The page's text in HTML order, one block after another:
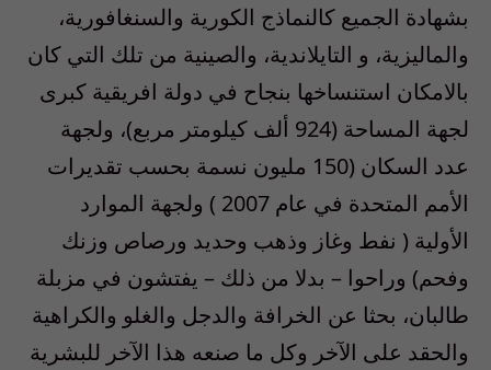
بشهادة الجميع كالنماذج الكورية والسنغافورية،
والماليزية، و التايلاندية، والصينية من تلك التي كان
بالامكان استنساخها بنجاح في دولة افريقية كبرى
لجهة المساحة (924 ألف كيلومتر مربع)، ولجهة
عدد السكان (150 مليون نسمة بحسب تقديرات
الأمم المتحدة في عام 2007 ) ولجهة الموارد
الأولية ( نفط وغاز وذهب وحديد ورصاص وزنك
وفحم) وراحوا – بدلا من ذلك – يفتشون في مزبلة
طالبان، بحثا عن الخرافة والدجل والغلو والكراهية
والحقد على الآخر وكل ما صنعه هذا الآخر للبشرية